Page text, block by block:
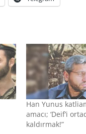
Han Yunus
amacı; ‘Deif’i
kaldırmak!”